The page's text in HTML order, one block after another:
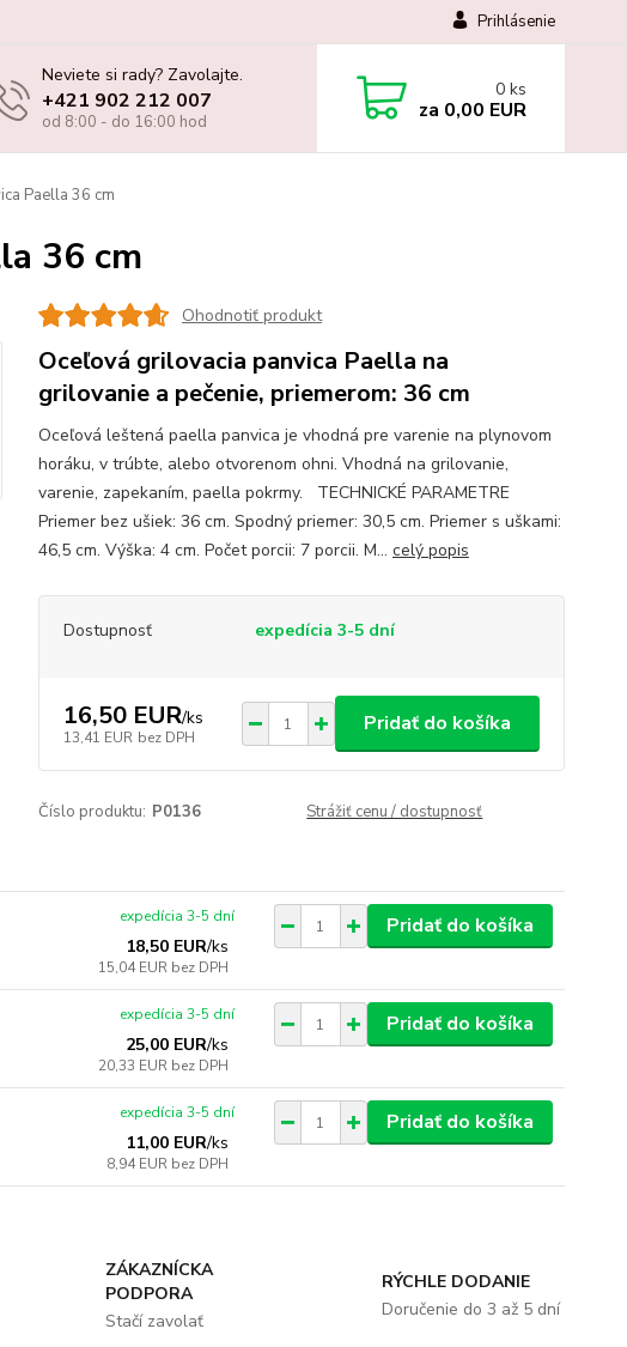
Prihlásenie
Neviete si rady? Zavolajte.
+421 902 212 007
od 8:00 - do 16:00 hod
0 ks
za 0,00 EUR
Paella 36 cm
36 cm
Ohodnotiť produkt
Oceľová grilovacia panvica Paella na
grilovanie a pečenie, priemerom: 36 cm
Oceľová leštená paella panvica je vhodná pre varenie na plynovom
horáku, v trúbte, alebo otvorenom ohni. Vhodná na grilovanie,
varenie, zapekaním, paella pokrmy. TECHNICKÉ PARAMETRE
Priemer bez ušiek: 36 cm. Spodný priemer: 30,5 cm. Priemer s uškami:
46,5 cm. Výška: 4 cm. Počet porcii: 7 porcii. M... celý popis
Dostupnosť expedícia 3-5 dní
16,50 EUR/ks
13,41 EUR bez DPH
Pridať do košíka
Číslo produktu: P0136 Strážiť cenu / dostupnosť
18,50 EUR/ks
15,04 EUR bez DPH
expedícia 3-5 dní Pridať do košíka
25,00 EUR/ks
20,33 EUR bez DPH
expedícia 3-5 dní Pridať do košíka
11,00 EUR/ks
8,94 EUR bez DPH
expedícia 3-5 dní Pridať do košíka
ZÁKAZNÍCKA
PODPORA
Stačí zavolať
RÝCHLE DODANIE
Doručenie do 3 až 5 dní